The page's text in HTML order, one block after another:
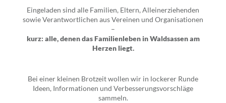
Eingeladen sind alle Familien, Eltern, Alleinerziehenden
sowie Verantwortlichen aus Vereinen und Organisationen
–
kurz: alle, denen das Familienleben in Waldsassen am
Herzen liegt.
Bei einer kleinen Brotzeit wollen wir in lockerer Runde
Ideen, Informationen und Verbesserungsvorschläge
sammeln.